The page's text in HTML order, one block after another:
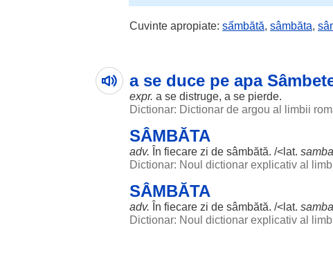
Cuvinte apropiate: sấmbătă, sâmbăta,
a se duce pe apa
expr. a se distruge, a se pierde.
Dictionar: Dictionar de argou al limbii
SÂMBĂTA
adv. În fiecare zi de sâmbătă. /<lat.
Dictionar: Noul dictionar explicativ al
SÂMBĂTA
adv. În fiecare zi de sâmbătă. /<lat.
Dictionar: Noul dictionar explicativ al